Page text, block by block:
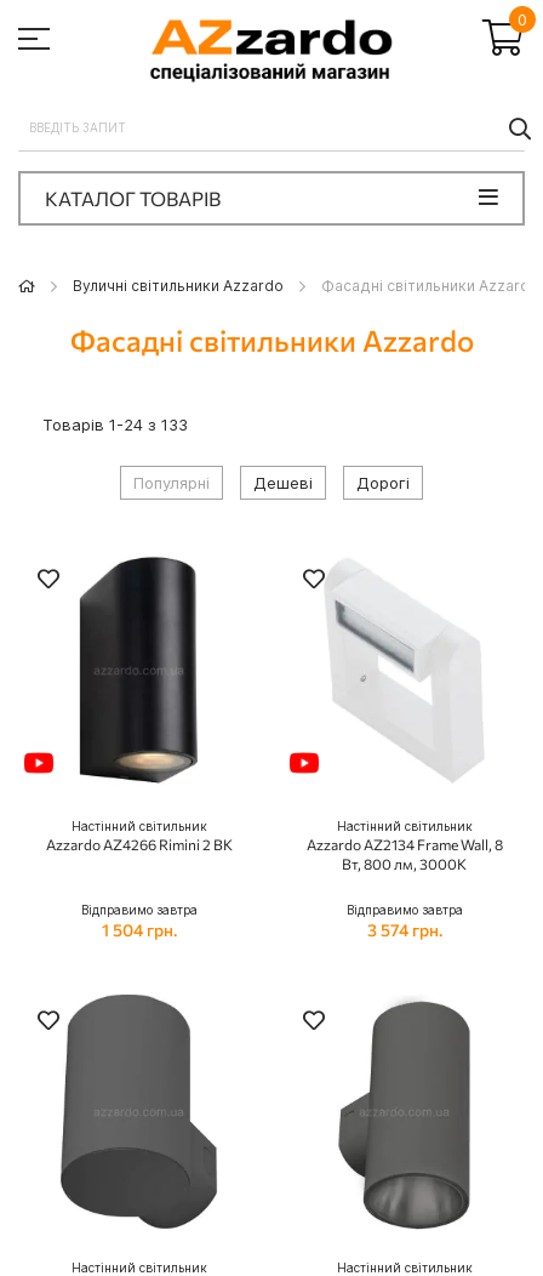
0
КАТАЛОГ ТОВАРІВ
Вуличні світильники Azzardo Фасадні світильники Azzardo
Фасадні світильники Azzardo
Товарів 1-24 з 133
Популярні Дешеві Дорогі
Настінний світильник
Azzardo AZ4266 Rimini 2 BK
Відправимо завтра
1 504 грн.
Настінний світильник
Azzardo AZ2134 Frame Wall, 8
Вт, 800 лм, 3000K
Відправимо завтра
3 574 грн.
Настінний світильник Настінний світильник